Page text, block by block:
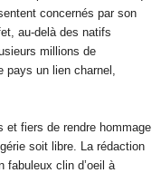
concernés par son
au-delà des natifs
millions de
un lien charnel,
et fiers de rendre hommage
soit libre. La rédaction
fabuleux clin d’oeil à